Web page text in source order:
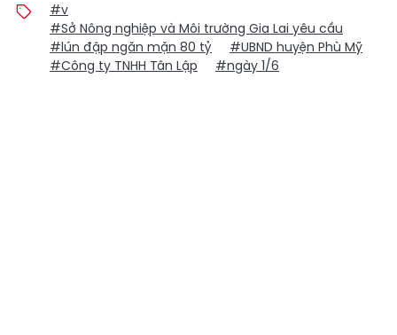
#v
#Sở Nông nghiệp và Môi trường Gia Lai yêu cầu
#lún đập ngăn mặn 80 tỷ
#UBND huyện Phù Mỹ
#Công ty TNHH Tân Lập
#ngày 1/6